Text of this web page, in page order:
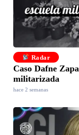
Radar
Caso Dafne
militarizada
hace 2 semanas